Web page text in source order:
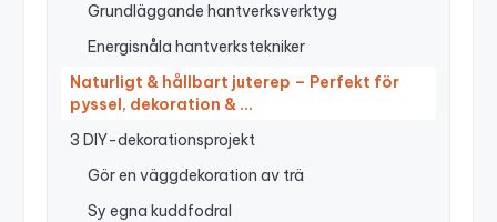
Grundläggande hantverksverktyg
Energisnåla hantverkstekniker
Naturligt & hållbart juterep – Perfekt för
pyssel, dekoration & …
3 DIY-dekorationsprojekt
Gör en väggdekoration av trä
Sy egna kuddfodral